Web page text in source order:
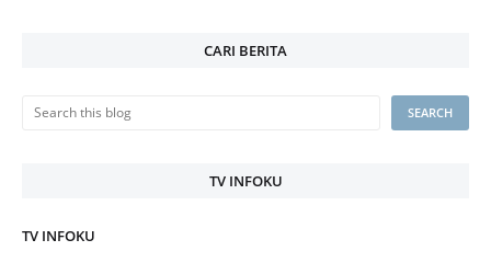
CARI BERITA
TV INFOKU
TV INFOKU